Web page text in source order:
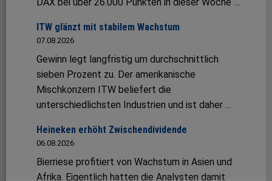
ITW glänzt mit stabilem Wachstum
07.08.2026
Gewinn legt langfristig um durchschnittlich
sieben Prozent zu. Der amerikanische
Mischkonzern ITW beliefert die
unterschiedlichsten Industrien und ist daher …
Heineken erhöht Zwischendividende
06.08.2026
Bierriese profitiert von Wachstum in Asien und
Afrika. Eigentlich hatten die Analysten damit